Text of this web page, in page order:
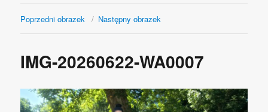
Poprzedni obrazek Następny obrazek
IMG-20260622-WA0007